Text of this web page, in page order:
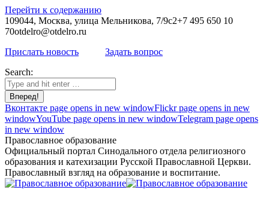
Перейти к содержанию
109044, Москва, улица Мельникова, 7/9с2+7 495 650 10
70otdelro@otdelro.ru
Прислать новость
Задать вопрос
Search:
Вконтакте page opens in new windowFlickr page opens in new
windowYouTube page opens in new windowTelegram page opens
in new window
Православное образование
Официальный портал Синодального отдела религиозного
образования и катехизации Русской Православной Церкви.
Православный взгляд на образование и воспитание.